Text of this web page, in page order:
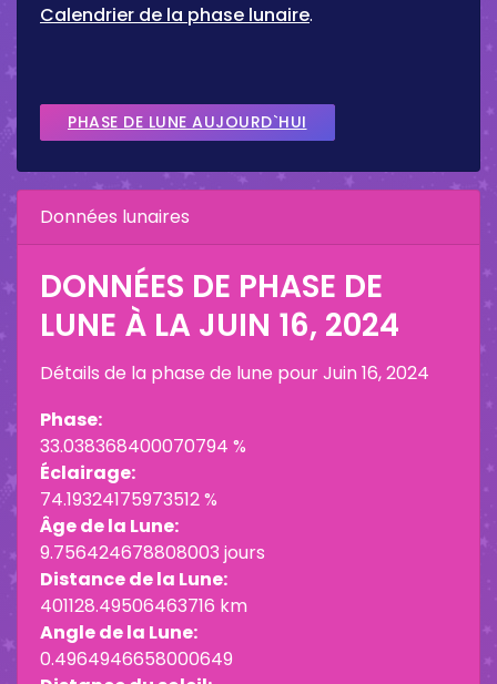
Calendrier de la phase lunaire.
PHASE DE LUNE AUJOURD`HUI
Données lunaires
DONNÉES DE PHASE DE
LUNE À LA JUIN 16, 2024
Détails de la phase de lune pourJuin 16, 2024
Phase:
33.038368400070794 %
Éclairage:
74.19324175973512 %
Âge de la Lune:
9.756424678808003 jours
Distance de la Lune:
401128.49506463716 km
Angle de la Lune:
0.4964946658000649